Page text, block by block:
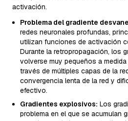
activación.
Problema del gradiente
redes neuronales profundas,
utilizan funciones de activación
Durante la retropropagación, los
volverse muy pequeños a
través de múltiples capas de la
convergencia lenta de la red y
efectivo.
Gradientes explosivos: Los
problema en el que se acumulan